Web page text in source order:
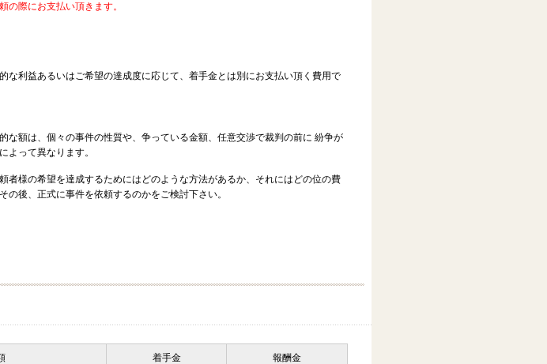
際にお支払い頂きます。
な利益あるいはご希望の達成度に応じて、着手金とは別にお支払い頂く費用で
な額は、個々の事件の性質や、争っている金額、任意交渉で裁判の前に 紛争が
よって異なります。
者様の希望を達成するためにはどのような方法があるか、それにはどの位の費
の後、正式に事件を依頼するのかをご検討下さい。
着手金 報酬金